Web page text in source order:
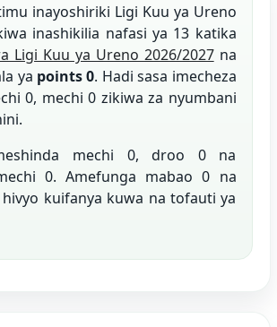
inayoshiriki Ligi Kuu ya Ureno
inashikilia nafasi ya 13 katika
Ligi Kuu ya Ureno 2026/2027na
ya points 0. Hadi sasa imecheza
0, mechi 0 zikiwa za nyumbani
mechi 0, droo 0 na
0. Amefunga mabao 0 na
kuifanya kuwa na tofauti ya